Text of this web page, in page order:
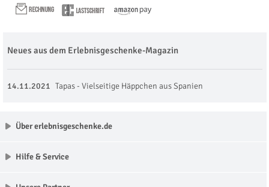
Neues aus dem Erlebnisgeschenke-Magazin
14.11.2021 Tapas - Vielseitige Häppchen aus Spanien
Über erlebnisgeschenke.de
Hilfe & Service